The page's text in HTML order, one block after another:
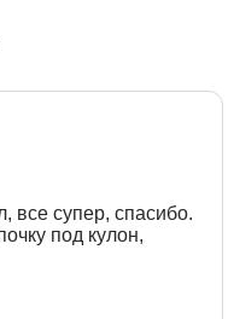
все супер, спасибо.
под кулон,